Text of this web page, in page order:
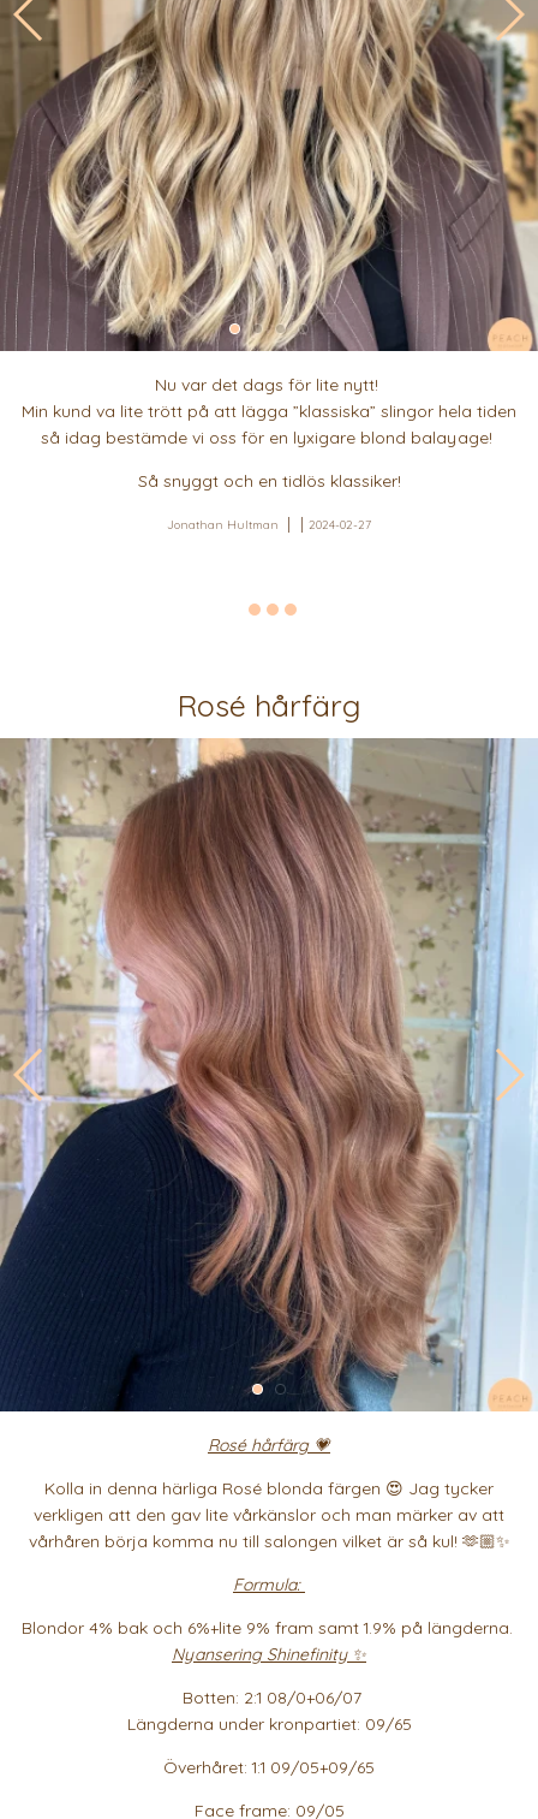
Nu var det dags för lite nytt!
Min kund va lite trött på att lägga ”klassiska” slingor hela tiden
så idag bestämde vi oss för en lyxigare blond balayage!
Så snyggt och en tidlös klassiker!
Jonathan Hultman 2024-02-27
Rosé hårfärg
Rosé hårfärg 💗
Kolla in denna härliga Rosé blonda färgen 😍 Jag tycker
verkligen att den gav lite vårkänslor och man märker av att
vårhåren börja komma nu till salongen vilket är så kul! 🫶🏼✨
Formula:
Blondor 4% bak och 6%+lite 9% fram samt 1.9% på längderna.
Nyansering Shinefinity ✨
Botten: 2:1 08/0+06/07
Längderna under kronpartiet: 09/65
Överhåret: 1:1 09/05+09/65
Face frame: 09/05